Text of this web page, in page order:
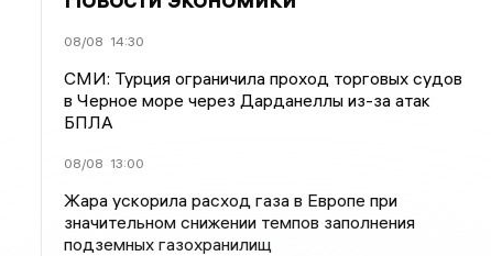
08/08 14:30
СМИ: Турция ограничила проход торговых судов
в Черное море через Дарданеллы из-за атак
БПЛА
08/08 13:00
Жара ускорила расход газа в Европе при
значительном снижении темпов заполнения
подземных газохранилищ